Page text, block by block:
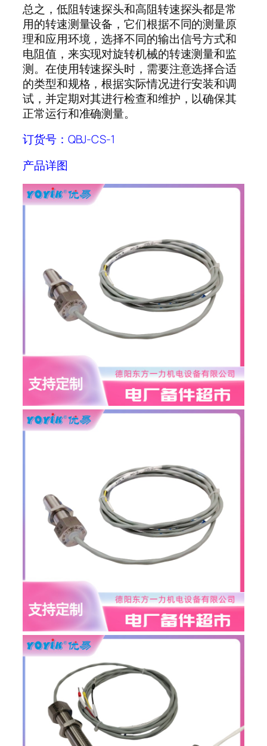
总之，低阻转速探头和高阻转速探头都是常
用的转速测量设备，它们根据不同的测量原
理和应用环境，选择不同的输出信号方式和
电阻值，来实现对旋转机械的转速测量和监
测。在使用转速探头时，需要注意选择合适
的类型和规格，根据实际情况进行安装和调
试，并定期对其进行检查和维护，以确保其
正常运行和准确测量。
订货号：QBJ-CS-1
产品详图